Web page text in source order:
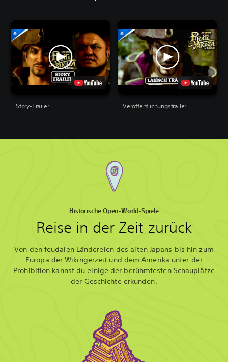
Story-Trailer Veröffentlichungstrailer
Historische Open-World-Spiele
Reise in der Zeit zurück
Von den feudalen Ländereien des alten Japans bis hin zum
Europa der Wikingerzeit und dem Amerika unter der
Prohibition kannst du einige der berühmtesten Schauplätze
der Geschichte erkunden.